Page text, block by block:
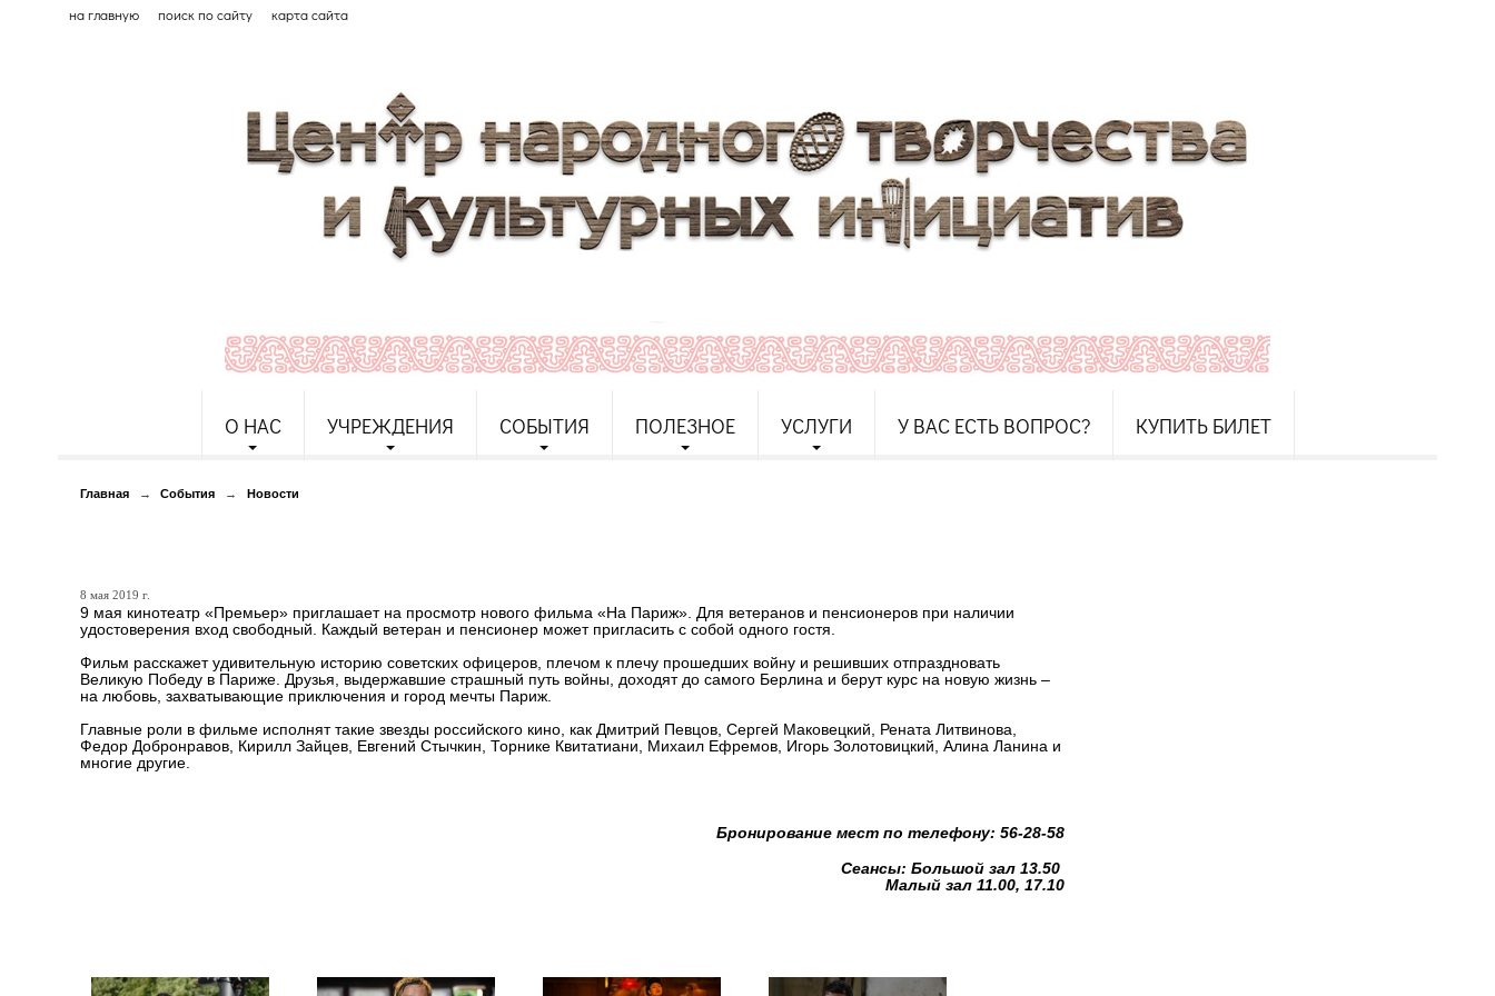
на главную поиск по сайту карта сайта
О НАС УЧРЕЖДЕНИЯ СОБЫТИЯ ПОЛЕЗНОЕ УСЛУГИ У ВАС ЕСТЬ ВОПРОС? КУПИТЬ БИЛЕТ
Главная → События → Новости
8 мая 2019 г.
9 мая кинотеатр «Премьер» приглашает на просмотр нового фильма «На Париж». Для ветеранов и пенсионеров при наличии
удостоверения вход свободный. Каждый ветеран и пенсионер может пригласить с собой одного гостя.
Фильм расскажет удивительную историю советских офицеров, плечом к плечу прошедших войну и решивших отпраздновать
Великую Победу в Париже. Друзья, выдержавшие страшный путь войны, доходят до самого Берлина и берут курс на новую жизнь –
на любовь, захватывающие приключения и город мечты Париж.
Главные роли в фильме исполнят такие звезды российского кино, как Дмитрий Певцов, Сергей Маковецкий, Рената Литвинова,
Федор Добронравов, Кирилл Зайцев, Евгений Стычкин, Торнике Квитатиани, Михаил Ефремов, Игорь Золотовицкий, Алина Ланина и
многие другие.
Бронирование мест по телефону: 56-28-58
Сеансы: Большой зал 13.50
Малый зал 11.00, 17.10